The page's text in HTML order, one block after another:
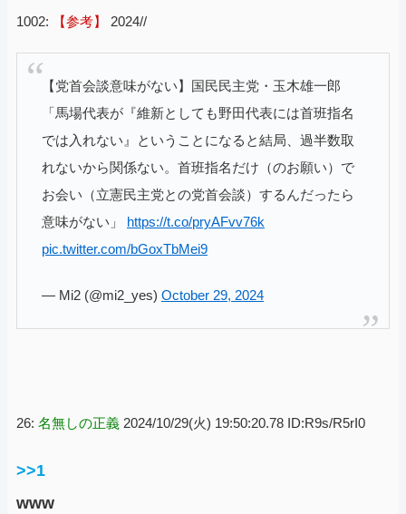
1002:
【参考】 2024//
【党首会談意味がない】国民民主党・玉木雄一郎
「馬場代表が『維新としても野田代表には首班指名
では入れない』ということになると結局、過半数取
れないから関係ない。首班指名だけ（のお願い）で
お会い（立憲民主党との党首会談）するんだったら
意味がない」 https://t.co/pryAFvv76k
pic.twitter.com/bGoxTbMei9
— Mi2 (@mi2_yes) October 29, 2024
26: 名無しの正義 2024/10/29(火) 19:50:20.78 ID:R9s/R5rI0
>>1
www